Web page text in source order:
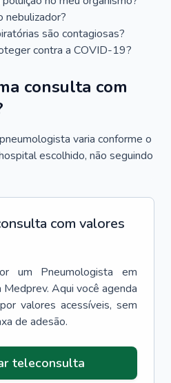
nebulizador?
são contagiosas?
contra a COVID-19?
consulta com
varia conforme o
escolhido, não seguindo
com valores
um Pneumologista
em
Medprev. Aqui você agenda
valores acessíveis, sem
de adesão.
teleconsulta